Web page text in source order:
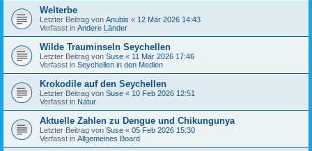
Welterbe
Letzter Beitrag von Anubis « 12 Mär 2026 14:43
Verfasst in Andere Länder
Wilde Trauminseln Seychellen
Letzter Beitrag von Suse « 11 Mär 2026 17:46
Verfasst in Seychellen in den Medien
Krokodile auf den Seychellen
Letzter Beitrag von Suse « 10 Feb 2026 12:51
Verfasst in Natur
Aktuelle Zahlen zu Dengue und Chikungunya
Letzter Beitrag von Suse « 05 Feb 2026 15:30
Verfasst in Allgemeines Board